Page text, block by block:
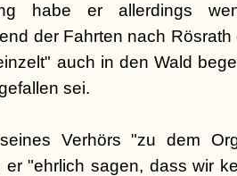
habe er allerdings
der Fahrten nach
auch in den Wald
sei.
Verhörs "zu dem
er "ehrlich sagen, dass wir